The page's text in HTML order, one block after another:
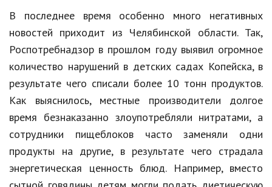
Обзоры
Рецепты
Красота и здоровье
Hi-Tech. Интернет
Авто, мото
Дом и сад
Недвижимость
В последнее время особенно много негативных
новостей приходит из Челябинской области. Так,
Роспотребнадзор в прошлом году выявил огромное
количество нарушений в детских садах Копейска, в
результате чего списали более 10 тонн продуктов.
Как выяснилось, местные производители долгое
время безнаказанно злоупотребляли нитратами, а
сотрудники пищеблоков часто заменяли одни
продукты на другие, в результате чего страдала
энергетическая ценность блюд. Например, вместо